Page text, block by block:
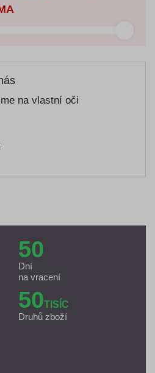
na vlastní oči
50
Dní
na vracení
50TISÍC
Druhů zboží